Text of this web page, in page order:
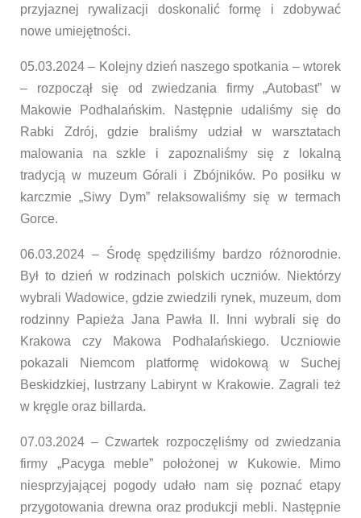
przyjaznej rywalizacji doskonalić formę i zdobywać
nowe umiejętności.
05.03.2024 – Kolejny dzień naszego spotkania – wtorek
– rozpoczął się od zwiedzania firmy „Autobast” w
Makowie Podhalańskim. Następnie udaliśmy się do
Rabki Zdrój, gdzie braliśmy udział w warsztatach
malowania na szkle i zapoznaliśmy się z lokalną
tradycją w muzeum Górali i Zbójników. Po posiłku w
karczmie „Siwy Dym” relaksowaliśmy się w termach
Gorce.
06.03.2024 – Środę spędziliśmy bardzo różnorodnie.
Był to dzień w rodzinach polskich uczniów. Niektórzy
wybrali Wadowice, gdzie zwiedzili rynek, muzeum, dom
rodzinny Papieża Jana Pawła II. Inni wybrali się do
Krakowa czy Makowa Podhalańskiego. Uczniowie
pokazali Niemcom platformę widokową w Suchej
Beskidzkiej, lustrzany Labirynt w Krakowie. Zagrali też
w kręgle oraz billarda.
07.03.2024 – Czwartek rozpoczęliśmy od zwiedzania
firmy „Pacyga meble” położonej w Kukowie. Mimo
niesprzyjającej pogody udało nam się poznać etapy
przygotowania drewna oraz produkcji mebli. Następnie